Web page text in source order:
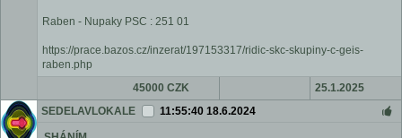
Raben - Nupaky PSC : 251 01
https://prace.bazos.cz/inzerat/197153317/ridic-skc-skupiny-c-geis-
raben.php
45000 CZK
25.1.2025
SEDELAVLOKALE
11:55:40 18.6.2024